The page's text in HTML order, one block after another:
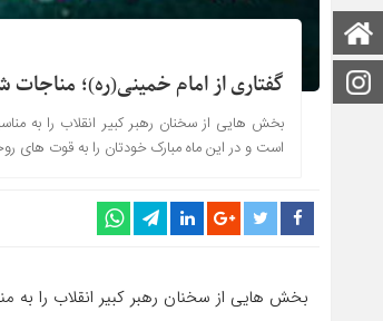
اینستاگرامگفتاری از امام خمینی(ره)؛ مناجات
بخش هایی از سخنان رهبر کبیر انقلاب را به
است و در این ماه مبارک خودتان را به قوت های
بخش هایی از سخنان رهبر کبیر انقلاب را به